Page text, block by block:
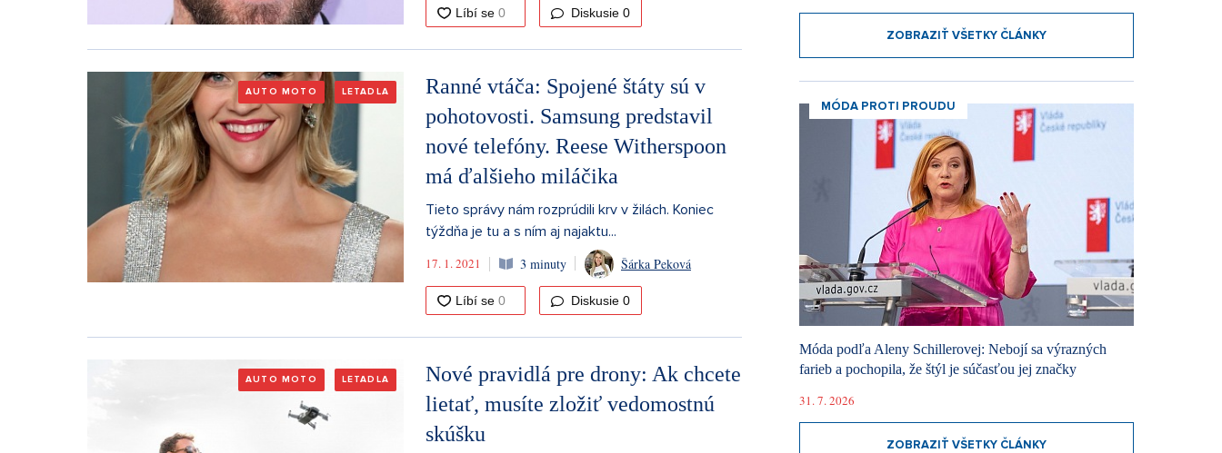
Diskusie 0
AUTO MOTO LETADLA
Ranné vtáča: Spojené štáty sú v
pohotovosti. Samsung predstavil
nové telefóny. Reese Witherspoon
má ďalšieho miláčika
Tieto správy nám rozprúdili krv v žilách. Koniec
týždňa je tu a s ním aj najaktu...
17. 1. 2021 3 minuty Šárka Peková
Diskusie 0
AUTO MOTO LETADLA
Nové pravidlá pre drony: Ak chcete
lietať, musíte zložiť vedomostnú
skúšku
ZOBRAZIŤ VŠETKY ČLÁNKY
MÓDA PROTI PROUDU
Móda podľa Aleny Schillerovej: Nebojí sa výrazných
farieb a pochopila, že štýl je súčasťou jej značky
31. 7. 2026
ZOBRAZIŤ VŠETKY ČLÁNKY